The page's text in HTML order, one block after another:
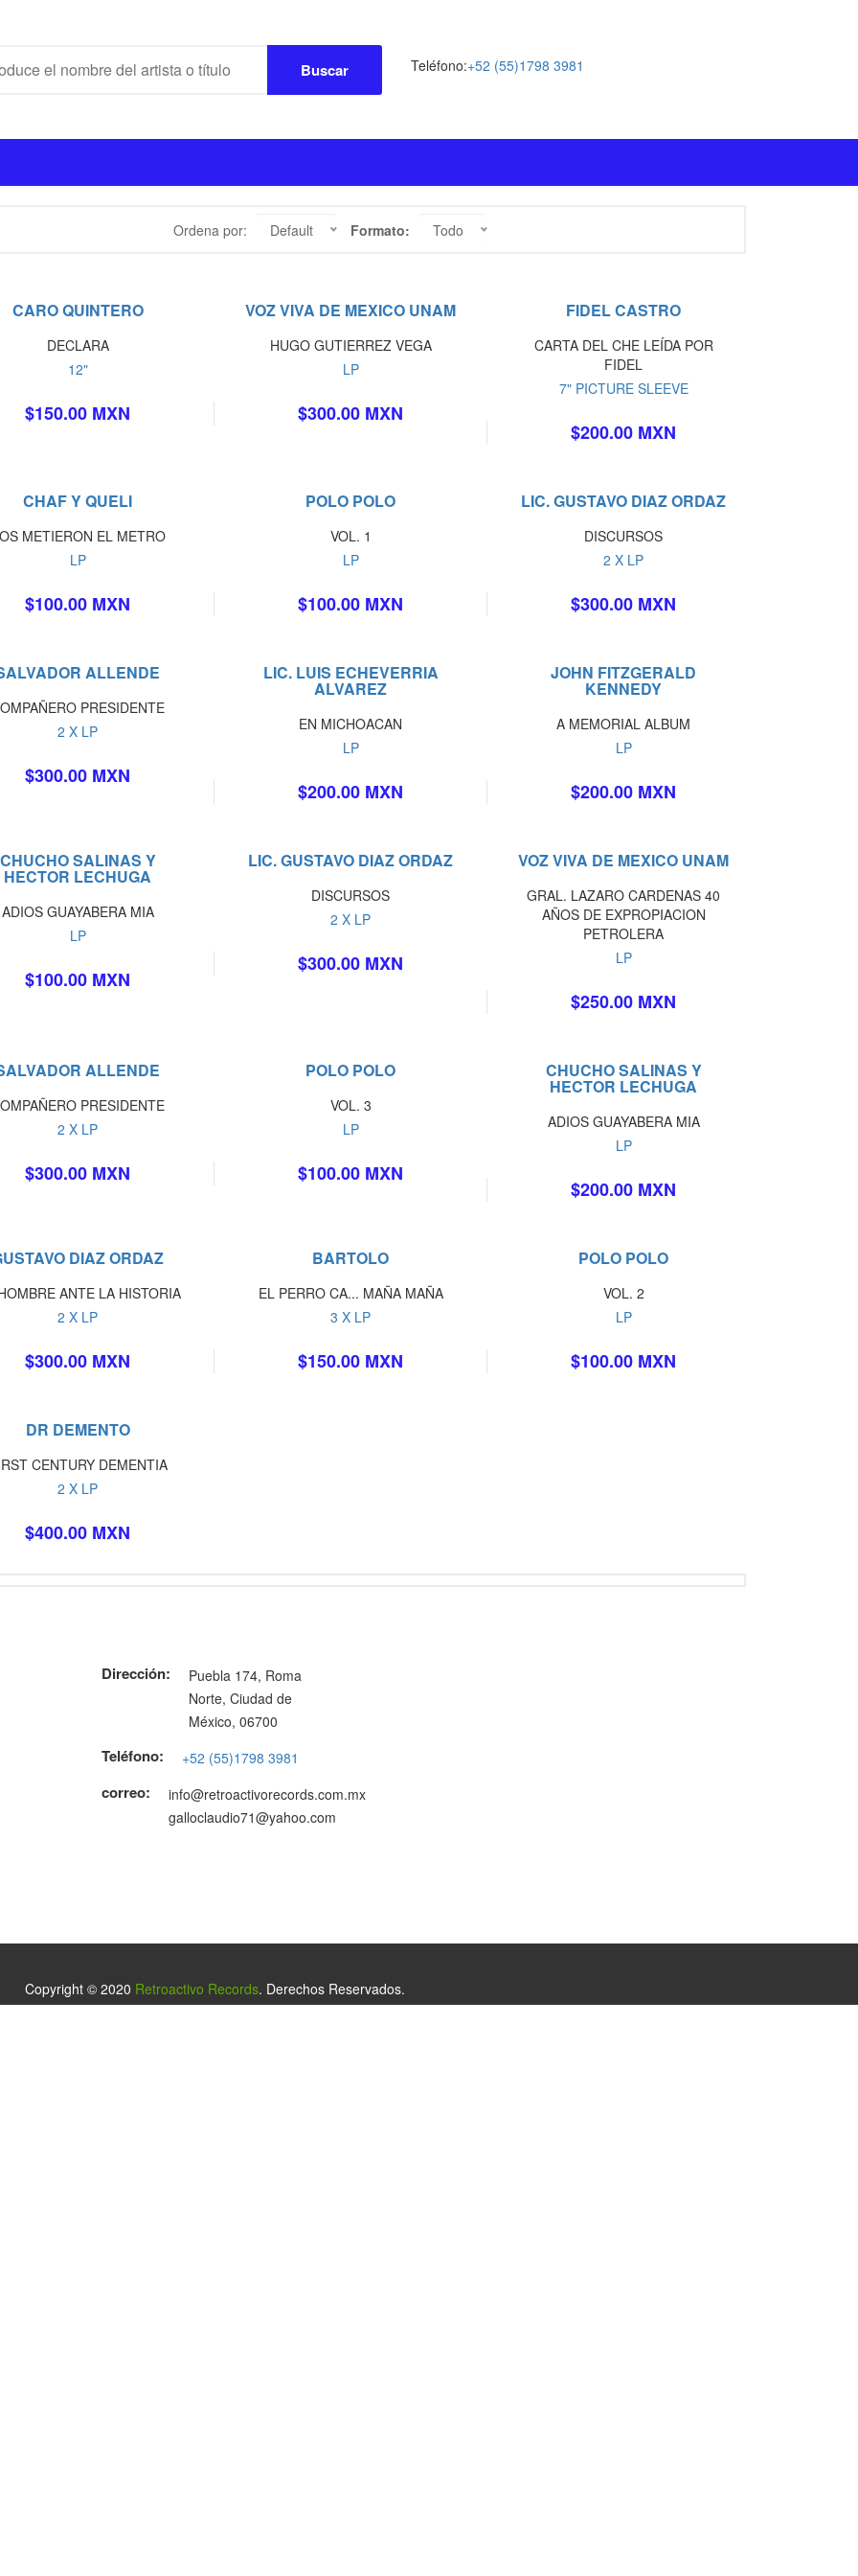
Buscar Teléfono:+52 (55)1798 3981
Ordena por: Default Formato: Todo
CARO QUINTERO
DECLARA
12"
$150.00 MXN
VOZ VIVA DE MEXICO UNAM
HUGO GUTIERREZ VEGA
LP
$300.00 MXN
FIDEL CASTRO
CARTA DEL CHE LEÍDA POR
FIDEL
7" PICTURE SLEEVE
$200.00 MXN
CHAF Y QUELI
METIERON EL METRO
LP
$100.00 MXN
POLO POLO
VOL. 1
LP
$100.00 MXN
LIC. GUSTAVO DIAZ ORDAZ
DISCURSOS
2 X LP
$300.00 MXN
ALLENDE
PRESIDENTE
2 X LP
$300.00 MXN
LIC. LUIS ECHEVERRIA
ALVAREZ
EN MICHOACAN
LP
$200.00 MXN
JOHN FITZGERALD
KENNEDY
A MEMORIAL ALBUM
LP
$200.00 MXN
CHUCHO SALINAS Y
HECTOR LECHUGA
ADIOS GUAYABERA MIA
LP
$100.00 MXN
LIC. GUSTAVO DIAZ ORDAZ
DISCURSOS
2 X LP
$300.00 MXN
VOZ VIVA DE MEXICO UNAM
GRAL. LAZARO CARDENAS 40
AÑOS DE EXPROPIACION
PETROLERA
LP
$250.00 MXN
ALLENDE
PRESIDENTE
2 X LP
$300.00 MXN
POLO POLO
VOL. 3
LP
$100.00 MXN
CHUCHO SALINAS Y
HECTOR LECHUGA
ADIOS GUAYABERA MIA
LP
$200.00 MXN
DIAZ ORDAZ
ANTE LA HISTORIA
2 X LP
$300.00 MXN
BARTOLO
EL PERRO CA... MAÑA MAÑA
3 X LP
$150.00 MXN
POLO POLO
VOL. 2
LP
$100.00 MXN
DR DEMENTO
CENTURY DEMENTIA
2 X LP
$400.00 MXN
Dirección:
Puebla 174, Roma
Norte, Ciudad de
México, 06700
Teléfono: +52 (55)1798 3981
correo:
info@retroactivorecords.com.mx
galloclaudio71@yahoo.com
Copyright © 2020 Retroactivo Records. Derechos Reservados.